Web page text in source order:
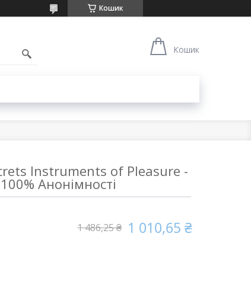
Кошик
Кошик
Instruments of Pleasure -
100% Анонімності
1 486,25 ₴ 1 010,65 ₴